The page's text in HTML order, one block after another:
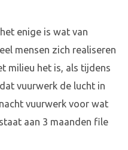
enige is wat van
mensen zich realiseren
milieu het is, als tijdens
vuurwerk de lucht in
vuurwerk voor wat
aan 3 maanden file